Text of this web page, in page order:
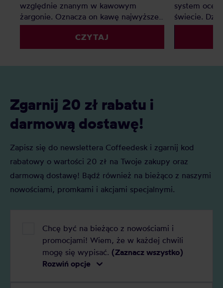
względnie znanym w kawowym
żargonie. Oznacza on kawę najwyższej
jakości, jednak co z kawą premium?
Czy to tylko chwyt marketingowy czy
faktyczna ocena jakości? Z tego
domu?
CZYTAJ
system
świecie.
palarnie i
kryteriów. Z
Zgarnij 20 zł rabatu i
darmową dostawę!
Zapisz się do newslettera Coffeedesk i zgarnij kod
rabatowy o wartości 20 zł na Twoje zakupy oraz
darmową dostawę! Bądź również na bieżąco z naszymi
nowościami, promkami i akcjami specjalnymi.
Chcę być na bieżąco z nowościami i
promocjami! Wiem, że w każdej chwili
mogę się wypisać. (Zaznacz wszystko)
Rozwiń opcje